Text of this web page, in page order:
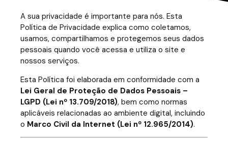
A sua privacidade é importante para nós. Esta
Política de Privacidade explica como coletamos,
usamos, compartilhamos e protegemos seus dados
pessoais quando você acessa e utiliza o site e
nossos serviços.
Esta Política foi elaborada em conformidade com a
Lei Geral de Proteção de Dados Pessoais –
LGPD (Lei nº 13.709/2018), bem como normas
aplicáveis relacionadas ao ambiente digital, incluindo
o Marco Civil da Internet (Lei nº 12.965/2014).